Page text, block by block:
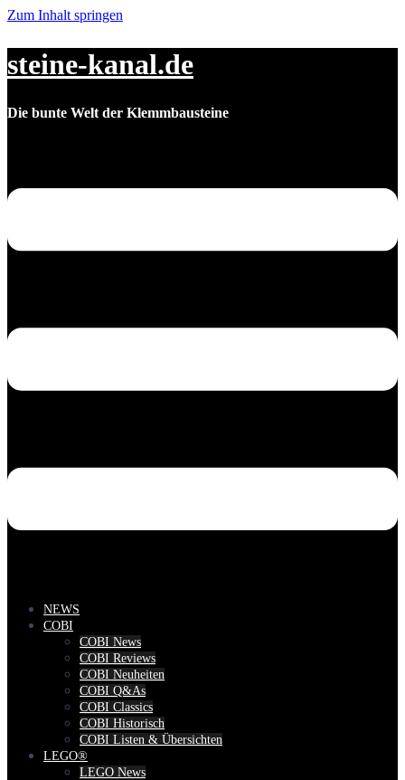
Zum Inhalt springen
steine-kanal.de
Die bunte Welt der Klemmbausteine
NEWS
COBI
COBI News
COBI Reviews
COBI Neuheiten
COBI Q&As
COBI Classics
COBI Historisch
COBI Listen & Übersichten
LEGO®
LEGO News